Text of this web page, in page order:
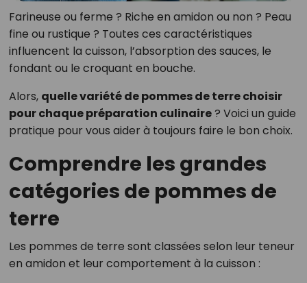
Farineuse ou ferme ? Riche en amidon ou non ? Peau
fine ou rustique ? Toutes ces caractéristiques
influencent la cuisson, l’absorption des sauces, le
fondant ou le croquant en bouche.
Alors, quelle variété de pommes de terre choisir
pour chaque préparation culinaire? Voici un guide
pratique pour vous aider à toujours faire le bon choix.
Comprendre les grandes
catégories de pommes de
terre
Les pommes de terre sont classées selon leur teneur
en amidon et leur comportement à la cuisson :